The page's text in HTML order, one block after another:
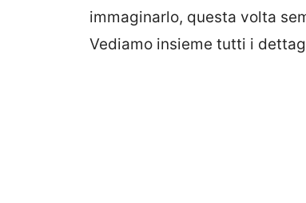
immaginarlo, questa volta
Vediamo insieme tutti i